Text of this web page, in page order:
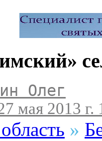
Олег
мая 2013 г.
»